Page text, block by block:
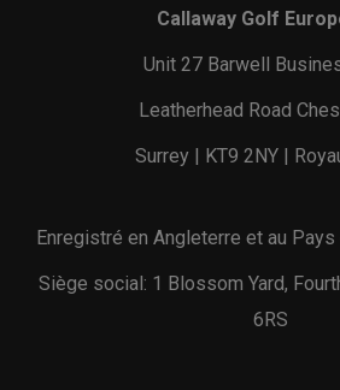
Callaway Golf
Unit 27 Barwell
Leatherhead Road
Surrey | KT9 2NY |
Enregistré en Angleterre et au
Siège social: 1 Blossom Yard,
6RS